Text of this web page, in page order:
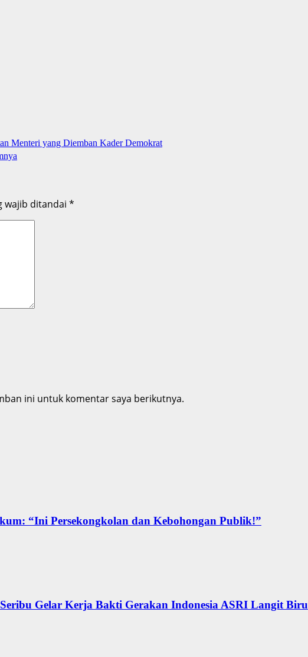
Menteri yang Diemban Kader Demokrat
wajib ditandai *
ini untuk komentar saya berikutnya.
“Ini Persekongkolan dan Kebohongan Publik!”
Gelar Kerja Bakti Gerakan Indonesia ASRI Langit Biru